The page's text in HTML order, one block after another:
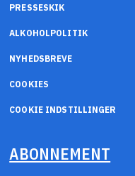
PRESSESKIK
ALKOHOLPOLITIK
NYHEDSBREVE
COOKIES
COOKIE INDSTILLINGER
ABONNEMENT